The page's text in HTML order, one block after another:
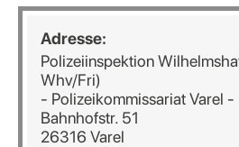
Adresse:
Polizeiinspektion
Whv/Fri)
- Polizeikommissariat Varel -
Bahnhofstr. 51
26316 Varel